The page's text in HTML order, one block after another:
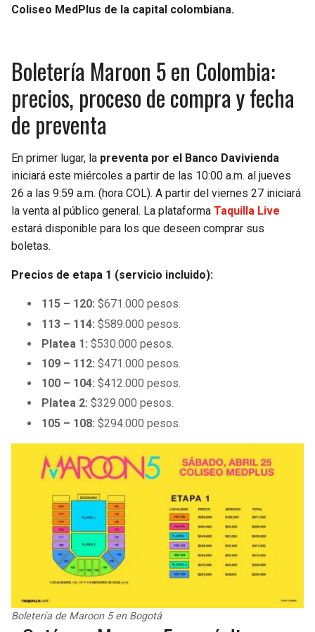
Coliseo MedPlus de la capital colombiana.
Boletería Maroon 5 en Colombia:
precios, proceso de compra y fecha
de preventa
En primer lugar, la preventa por el Banco Davivienda
iniciará este miércoles a partir de las 10:00 a.m. al jueves
26 a las 9:59 a.m. (hora COL). A partir del viernes 27 iniciará
la venta al público general. La plataforma Taquilla Live
estará disponible para los que deseen comprar sus
boletas.
Precios de etapa 1 (servicio incluido):
115 – 120:$671.000 pesos.
113 – 114:$589.000 pesos.
Platea 1:$530.000 pesos.
109 – 112:$471.000 pesos.
100 – 104:$412.000 pesos.
Platea 2:$329.000 pesos.
105 – 108:$294.000 pesos.
Boletería de Maroon 5 en Bogotá